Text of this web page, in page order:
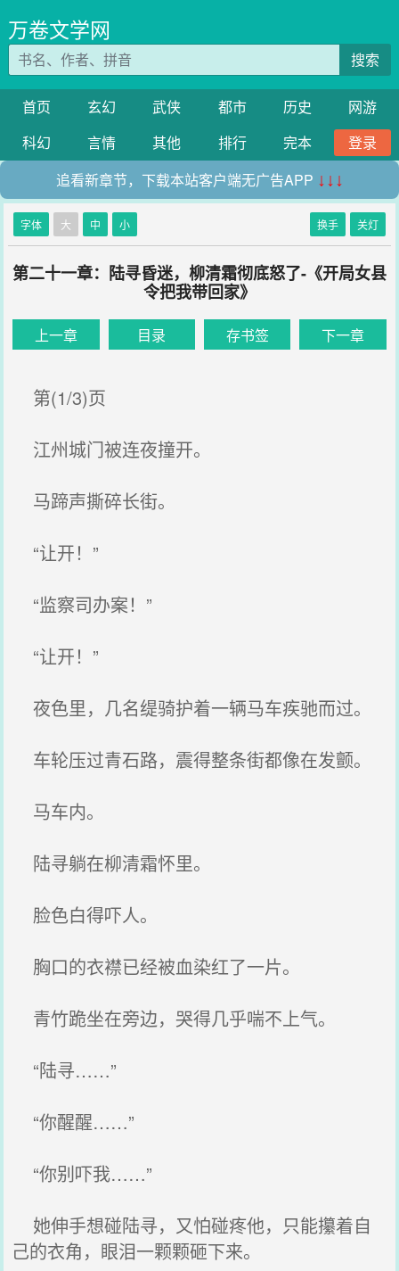
万卷文学网
搜索
首页 玄幻 武侠 都市 历史
网游
科幻
言情 其他 排行 完本
登录
追看新章节，下载本站客户端无广告APP ↓↓↓
字体 大 中 小 换手 关灯
第二十一章：陆寻昏迷，柳清霜彻底怒了-《开局女县
令把我带回家》
上一章 目录 存书签 下一章
第(1/3)页
江州城门被连夜撞开。
马蹄声撕碎长街。
“让开！”
“监察司办案！”
“让开！”
夜色里，几名缇骑护着一辆马车疾驰而过。
车轮压过青石路，震得整条街都像在发颤。
马车内。
陆寻躺在柳清霜怀里。
脸色白得吓人。
胸口的衣襟已经被血染红了一片。
青竹跪坐在旁边，哭得几乎喘不上气。
“陆寻……”
“你醒醒……”
“你别吓我……”
她伸手想碰陆寻，又怕碰疼他，只能攥着自
己的衣角，眼泪一颗颗砸下来。